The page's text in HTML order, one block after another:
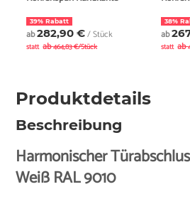
39% Rabatt
ab282,90 €/ Stück
statt ab464,83 €/Stück
38%
ab
statt ab
Produktdetails
Beschreibung
Harmonischer
Weiß RAL 9010